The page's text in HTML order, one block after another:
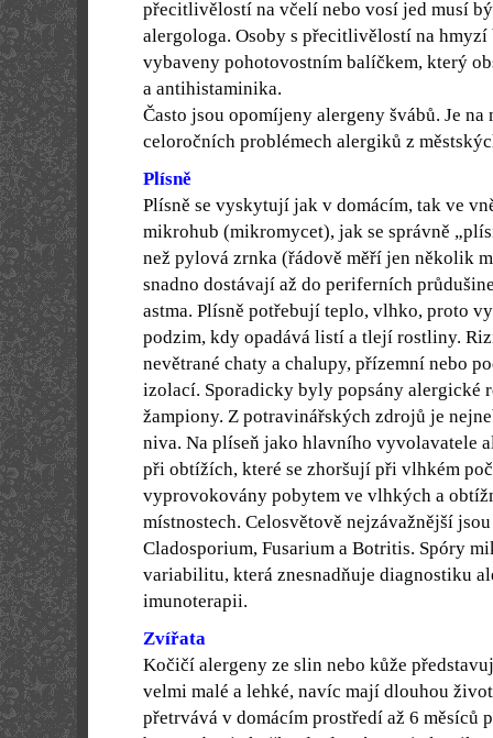
přecitlivělostí na včelí nebo vosí jed musí
alergologa. Osoby s přecitlivělostí na
vybaveny pohotovostním balíčkem, který
a antihistaminika.
Často jsou opomíjeny alergeny švábů. Je
celoročních problémech alergiků z
Plísně
Plísně se vyskytují jak v domácím, tak ve
mikrohub (mikromycet), jak se správně
než pylová zrnka (řádově měří jen několik
snadno dostávají až do periferních
astma. Plísně potřebují teplo, vlhko, proto
podzim, kdy opadává listí a tlejí rostliny.
nevětrané chaty a chalupy, přízemní nebo
izolací. Sporadicky byly popsány alergické
žampiony. Z potravinářských zdrojů je
niva. Na plíseň jako hlavního vyvolavatele
při obtížích, které se zhoršují při vlhkém
vyprovokovány pobytem ve vlhkých a
místnostech. Celosvětově nejzávažnější
Cladosporium, Fusarium a Botritis. Spóry
variabilitu, která znesnadňuje diagnostiku
imunoterapii.
Zvířata
Kočičí alergeny ze slin nebo kůže
velmi malé a lehké, navíc mají dlouhou
přetrvává v domácím prostředí až 6 měsíců